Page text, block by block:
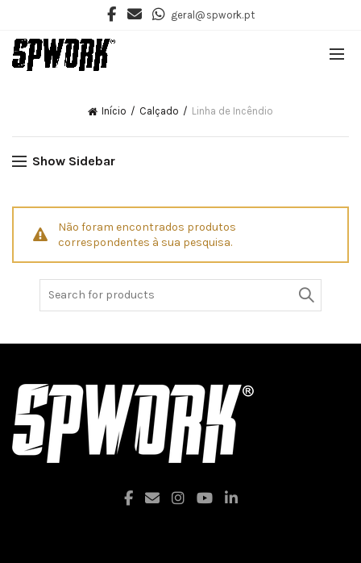
geral@spwork.pt
Início Calçado Linha de Incêndio
Show Sidebar
Não foram encontrados produtos
correspondentes à sua pesquisa.